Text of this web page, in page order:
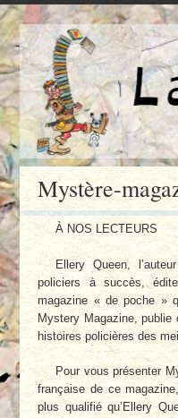
Mystère-
À NOS LECTEURS
Ellery Queen,
policiers à succès,
magazine « de poche »
Mystery Magazine, publie
histoires policières des
Pour vous présenter
française de ce
plus qualifié qu’Ellery